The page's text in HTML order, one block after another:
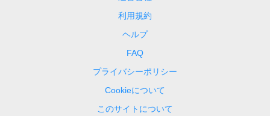
利用規約
ヘルプ
FAQ
プライバシーポリシー
Cookieについて
このサイトについて